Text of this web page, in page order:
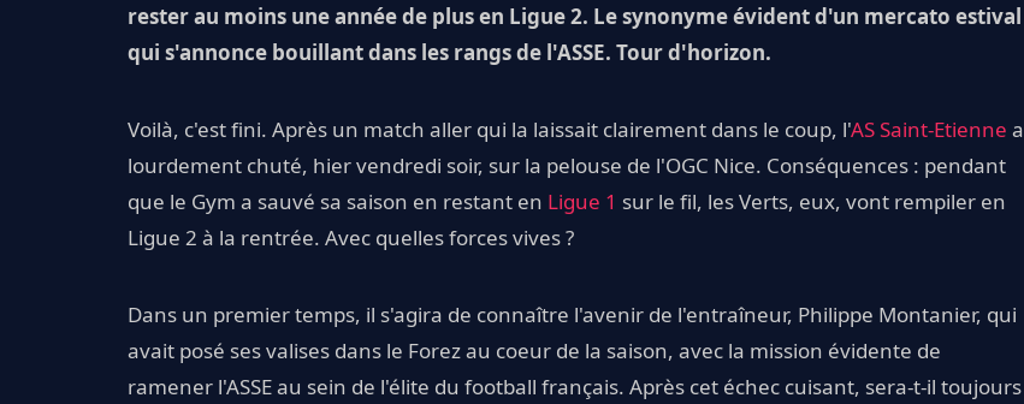
rester au moins une année de plus en Ligue 2. Le synonyme évident d'un mercato estival
qui s'annonce bouillant dans les rangs de l'ASSE. Tour d'horizon.
Voilà, c'est fini. Après un match aller qui la laissait clairement dans le coup, l'AS Saint-Etienne a
lourdement chuté, hier vendredi soir, sur la pelouse de l'OGC Nice. Conséquences : pendant
que le Gym a sauvé sa saison en restant en Ligue 1 sur le fil, les Verts, eux, vont rempiler en
Ligue 2 à la rentrée. Avec quelles forces vives ?
Dans un premier temps, il s'agira de connaître l'avenir de l'entraîneur, Philippe Montanier, qui
avait posé ses valises dans le Forez au coeur de la saison, avec la mission évidente de
ramener l'ASSE au sein de l'élite du football français. Après cet échec cuisant, sera-t-il toujours